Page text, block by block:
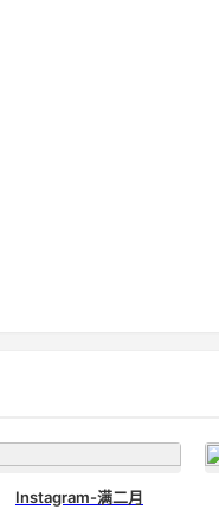
Instagram-满二月